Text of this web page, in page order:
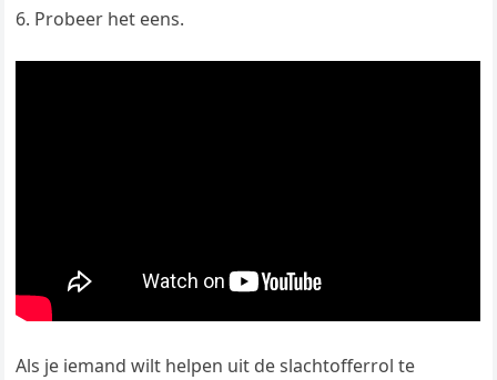
Probeer het eens.
Als je iemand wilt helpen uit de slachtofferrol te